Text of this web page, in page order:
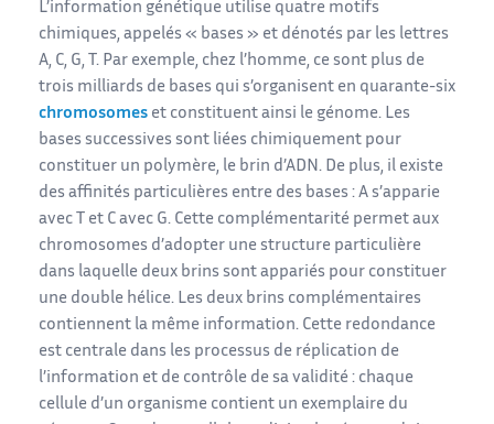
L’information génétique utilise quatre motifs
chimiques, appelés « bases » et dénotés par les lettres
A, C, G, T. Par exemple, chez l’homme, ce sont plus de
trois milliards de bases qui s’organisent en quarante-six
chromosomes et constituent ainsi le génome. Les
bases successives sont liées chimiquement pour
constituer un polymère, le brin d’ADN. De plus, il existe
des affinités particulières entre des bases : A s’apparie
avec T et C avec G. Cette complémentarité permet aux
chromosomes d’adopter une structure particulière
dans laquelle deux brins sont appariés pour constituer
une double hélice. Les deux brins complémentaires
contiennent la même information. Cette redondance
est centrale dans les processus de réplication de
l’information et de contrôle de sa validité : chaque
cellule d’un organisme contient un exemplaire du